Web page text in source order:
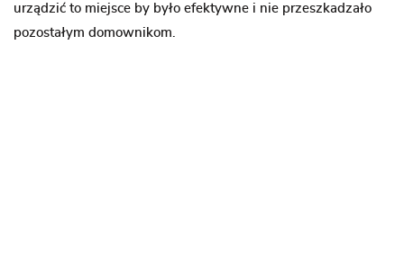
urządzić to miejsce by było efektywne i nie przeszkadzało
pozostałym domownikom.